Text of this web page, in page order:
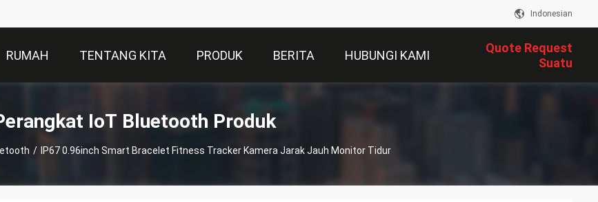
Indonesian
RUMAH TENTANG KITA PRODUK BERITA HUBUNGI KAMI
Quote Request
Suatu
IoT Bluetooth Produk
/ IP67 0.96inch Smart Bracelet Fitness Tracker Kamera Jarak Jauh Monitor Tidur